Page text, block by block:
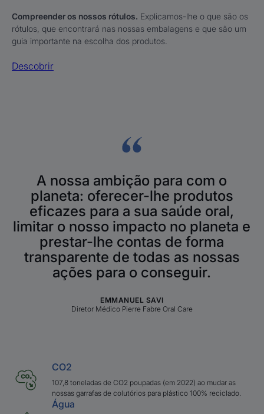
Compreender os nossos rótulos. Explicamos-lhe o que são os
rótulos, que encontrará nas nossas embalagens e que são um
guia importante na escolha dos produtos.
Descobrir
A nossa ambição para com o
planeta: oferecer-lhe produtos
eficazes para a sua saúde oral,
limitar o nosso impacto no planeta e
prestar-lhe contas de forma
transparente de todas as nossas
ações para o conseguir.
EMMANUEL SAVI
Diretor Médico Pierre Fabre Oral Care
CO2
107,8 toneladas de CO2 poupadas (em 2022) ao mudar as
nossas garrafas de colutórios para plástico 100% reciclado.
Água